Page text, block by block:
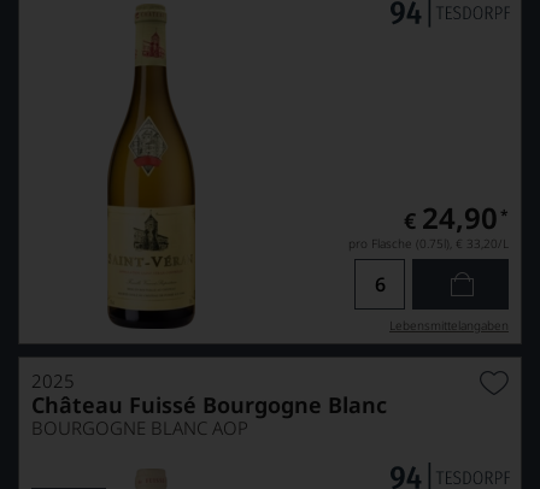
€ 24,90 *
pro Flasche (0.75l), € 33,20/L
Lebensmittel­angaben
2025
Château Fuissé Bourgogne Blanc
BOURGOGNE BLANC AOP